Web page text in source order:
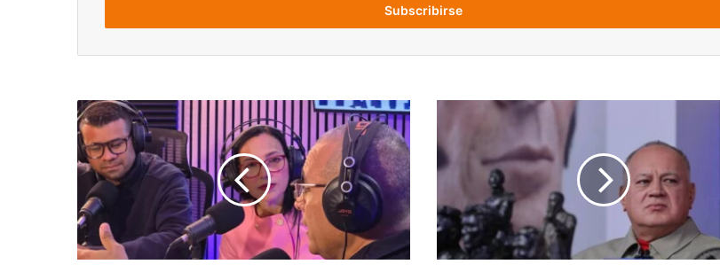
Por
casos
de
corrupción
jubilación:
al
menos
8.000
captura
de
trinitario
perteneciente
un